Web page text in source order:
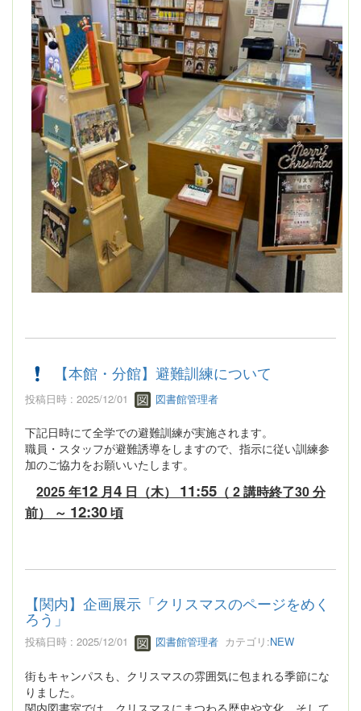
【本館・分館】避難訓練について
投稿日時 : 2025/12/01 図書館管理者
下記日時にて全学での避難訓練が実施されます。
職員・スタッフが避難誘導をしますので、指示に従い訓練参
加のご協力をお願いいたします。
2025 年12 月4 日（木） 11:55 （ 2 講時終了30 分
前） ～ 12:30頃
【関内】企画展示「クリスマスのページをめく
ろう」
投稿日時 : 2025/12/01 図書館管理者 カテゴリ:NEW
街もキャンパスも、クリスマスの雰囲気に包まれる季節にな
りました。
関内図書室では、クリスマスにまつわる歴史や文化、そして